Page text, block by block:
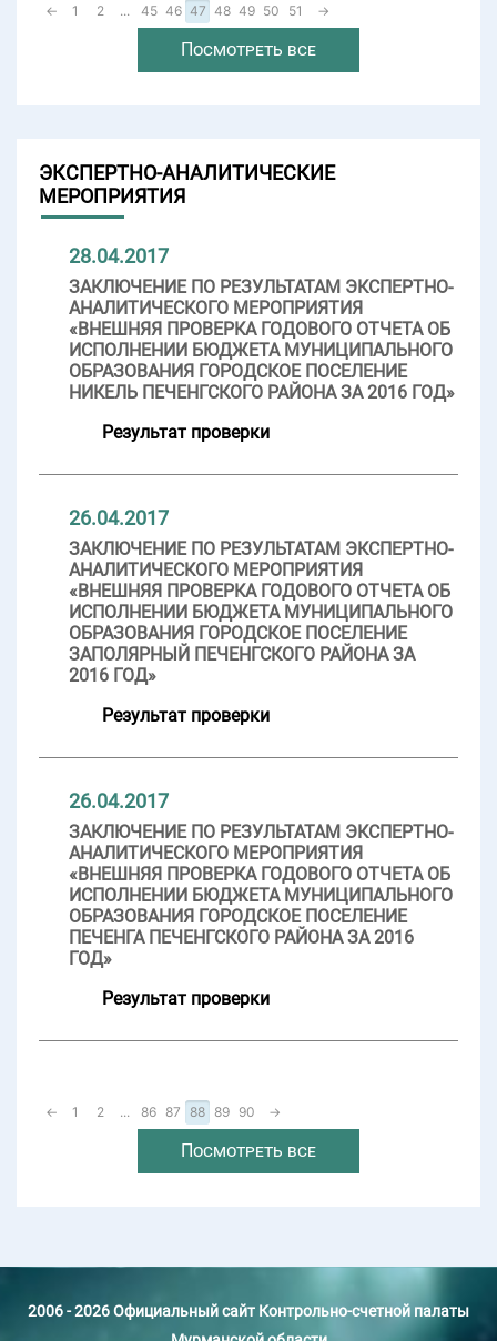
← 1 2 ... 45 46 47 48 49 50 51 →
Посмотреть все
ЭКСПЕРТНО-АНАЛИТИЧЕСКИЕ
МЕРОПРИЯТИЯ
28.04.2017
ЗАКЛЮЧЕНИЕ ПО РЕЗУЛЬТАТАМ ЭКСПЕРТНО-
АНАЛИТИЧЕСКОГО МЕРОПРИЯТИЯ
«ВНЕШНЯЯ ПРОВЕРКА ГОДОВОГО ОТЧЕТА ОБ
ИСПОЛНЕНИИ БЮДЖЕТА МУНИЦИПАЛЬНОГО
ОБРАЗОВАНИЯ ГОРОДСКОЕ ПОСЕЛЕНИЕ
НИКЕЛЬ ПЕЧЕНГСКОГО РАЙОНА ЗА 2016 ГОД»
Результат проверки
26.04.2017
ЗАКЛЮЧЕНИЕ ПО РЕЗУЛЬТАТАМ ЭКСПЕРТНО-
АНАЛИТИЧЕСКОГО МЕРОПРИЯТИЯ
«ВНЕШНЯЯ ПРОВЕРКА ГОДОВОГО ОТЧЕТА ОБ
ИСПОЛНЕНИИ БЮДЖЕТА МУНИЦИПАЛЬНОГО
ОБРАЗОВАНИЯ ГОРОДСКОЕ ПОСЕЛЕНИЕ
ЗАПОЛЯРНЫЙ ПЕЧЕНГСКОГО РАЙОНА ЗА
2016 ГОД»
Результат проверки
26.04.2017
ЗАКЛЮЧЕНИЕ ПО РЕЗУЛЬТАТАМ ЭКСПЕРТНО-
АНАЛИТИЧЕСКОГО МЕРОПРИЯТИЯ
«ВНЕШНЯЯ ПРОВЕРКА ГОДОВОГО ОТЧЕТА ОБ
ИСПОЛНЕНИИ БЮДЖЕТА МУНИЦИПАЛЬНОГО
ОБРАЗОВАНИЯ ГОРОДСКОЕ ПОСЕЛЕНИЕ
ПЕЧЕНГА ПЕЧЕНГСКОГО РАЙОНА ЗА 2016
ГОД»
Результат проверки
← 1 2 ... 86 87 88 89 90 →
Посмотреть все
2006 - 2026 Официальный сайт Контрольно-счетной палаты